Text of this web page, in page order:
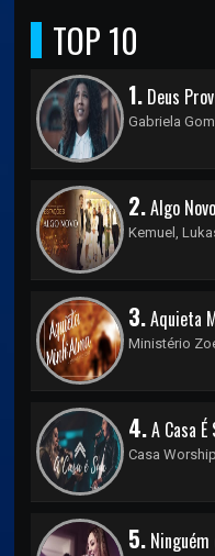
TOP 10
1. Deus
Gabriela
2.Algo Novo
Kemuel,
3.Aquieta
Ministério
4.A Casa É
Casa Worship
5. Ninguém